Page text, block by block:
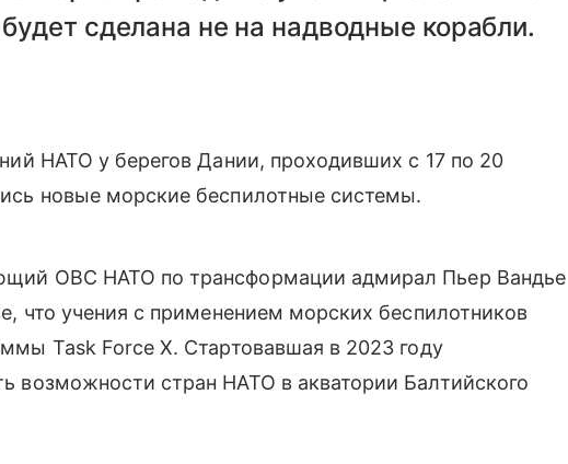
сделана не на надводные корабли.
НАТО у берегов Дании, проходивших с 17 по 20
новые морские беспилотные системы.
ОВС НАТО по трансформации адмирал Пьер Вандье
что учения с применением морских беспилотников
Task Force X. Стартовавшая в 2023 году
возможности стран НАТО в акватории Балтийского